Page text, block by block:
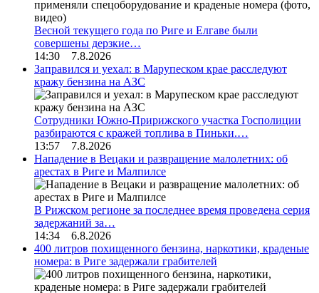
Весной текущего года по Риге и Елгаве были
совершены дерзкие…
14:30 7.8.2026
Заправился и уехал: в Марупеском крае расследуют
кражу бензина на АЗС
Сотрудники Южно-Пририжского участка Госполиции
разбираются с кражей топлива в Пиньки.…
13:57 7.8.2026
Нападение в Вецаки и развращение малолетних: об
арестах в Риге и Малпилсе
В Рижском регионе за последнее время проведена серия
задержаний за…
14:34 6.8.2026
400 литров похищенного бензина, наркотики, краденые
номера: в Риге задержали грабителей